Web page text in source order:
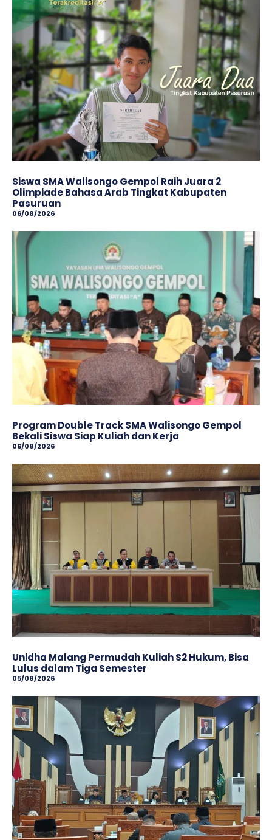
Siswa SMA Walisongo Gempol Raih Juara 2
Olimpiade Bahasa Arab Tingkat Kabupaten
Pasuruan
06/08/2026
Program Double Track SMA Walisongo Gempol
Bekali Siswa Siap Kuliah dan Kerja
06/08/2026
Unidha Malang Permudah Kuliah S2 Hukum, Bisa
Lulus dalam Tiga Semester
05/08/2026